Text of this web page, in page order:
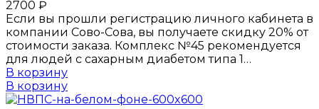
2700 ₽
Если вы прошли регистрацию личного кабинета в
компании Сово-Сова, вы получаете скидку 20% от
стоимости заказа. Комплекс №45 рекомендуется
для людей с сахарным диабетом типа 1…
В корзину
В корзину